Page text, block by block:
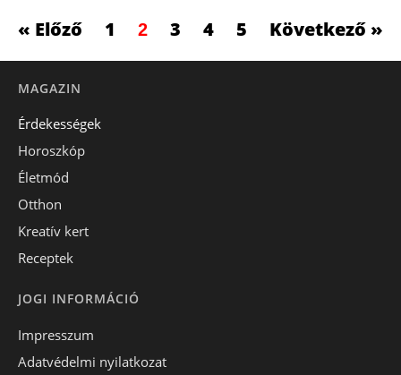
« Előző 1 2 3 4 5 Következő »
MAGAZIN
Érdekességek
Horoszkóp
Életmód
Otthon
Kreatív kert
Receptek
JOGI INFORMÁCIÓ
Impresszum
Adatvédelmi nyilatkozat